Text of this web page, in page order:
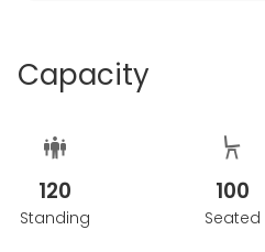
Capacity
120
Standing
100
Seated